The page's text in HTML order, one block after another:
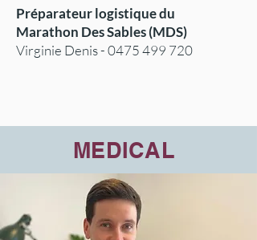
Préparateur logistique du
Marathon Des Sables (MDS)
Virginie Denis -0475 499 720
MEDICAL